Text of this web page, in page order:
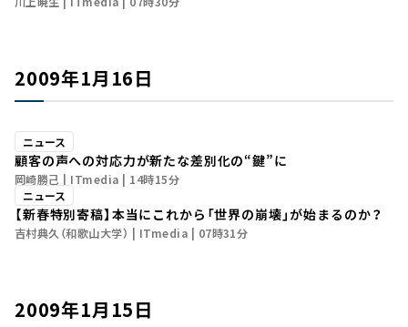
2009年1月16日
ニュース
顧客の声への対応力が新たな差別化の“鍵”に
岡崎勝己 ITmedia
14時15分
ニュース
【新春特別寄稿】本当にこれから「世界の崩壊」が始まるのか？
吉村典久（和歌山大学） ITmedia 07時31分
2009年1月15日